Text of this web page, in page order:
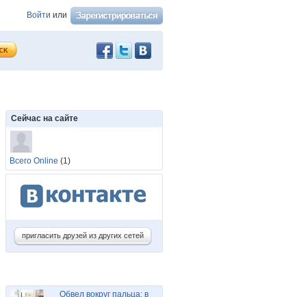
Войти или
Сейчас на сайте
Всего Online (1)
пригласить друзей из других сетей
Обвел вокруг пальца: в